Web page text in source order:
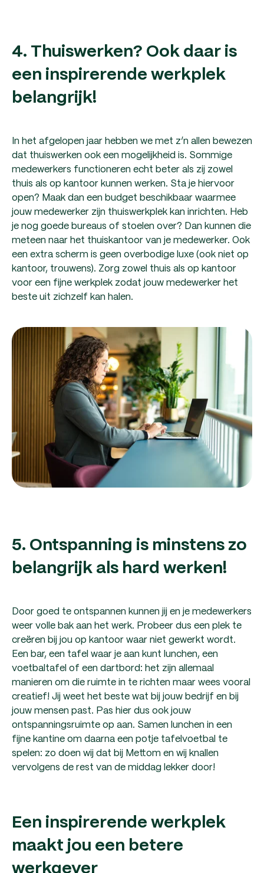
4. Thuiswerken? Ook daar is
een inspirerende werkplek
belangrijk!
In het afgelopen jaar hebben we met z’n allen bewezen
dat thuiswerken ook een mogelijkheid is. Sommige
medewerkers functioneren echt beter als zij zowel
thuis als op kantoor kunnen werken. Sta je hiervoor
open? Maak dan een budget beschikbaar waarmee
jouw medewerker zijn thuiswerkplek kan inrichten. Heb
je nog goede bureaus of stoelen over? Dan kunnen die
meteen naar het thuiskantoor van je medewerker. Ook
een extra scherm is geen overbodige luxe (ook niet op
kantoor, trouwens). Zorg zowel thuis als op kantoor
voor een fijne werkplek zodat jouw medewerker het
beste uit zichzelf kan halen.
5. Ontspanning is minstens zo
belangrijk als hard werken!
Door goed te ontspannen kunnen jij en je medewerkers
weer volle bak aan het werk. Probeer dus een plek te
creëren bij jou op kantoor waar niet gewerkt wordt.
Een bar, een tafel waar je aan kunt lunchen, een
voetbaltafel of een dartbord: het zijn allemaal
manieren om die ruimte in te richten maar wees vooral
creatief! Jij weet het beste wat bij jouw bedrijf en bij
jouw mensen past. Pas hier dus ook jouw
ontspanningsruimte op aan. Samen lunchen in een
fijne kantine om daarna een potje tafelvoetbal te
spelen: zo doen wij dat bij Mettom en wij knallen
vervolgens de rest van de middag lekker door!
Een inspirerende werkplek
maakt jou een betere
werkgever